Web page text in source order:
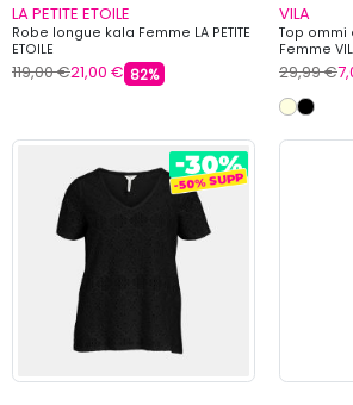
LA PETITE ETOILE
Robe longue kala Femme LA PETITE
ETOILE
119,00 €21,00 € 82%
VILA
Top
Femme
29,99 €